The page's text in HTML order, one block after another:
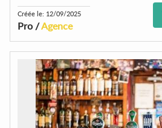
Créée le: 12/09/2025
Pro /Agence